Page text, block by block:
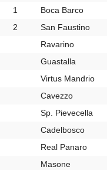
1
Boca Barco
2
San Faustino
Ravarino
Guastalla
Virtus Mandrio
Cavezzo
Sp. Pievecella
Cadelbosco
Real Panaro
Masone